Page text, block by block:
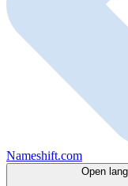
Nameshift.com
Open